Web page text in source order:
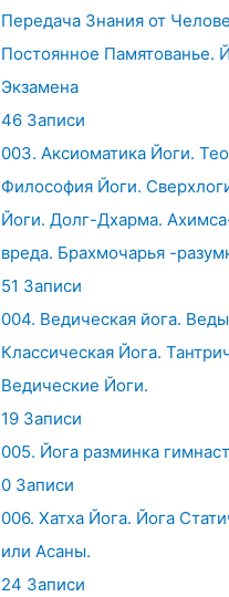
Передача Знания от
Постоянное Памятованье.
Экзамена
46 Записи
003. Аксиоматика Йоги.
Философия Йоги.
Йоги. Долг-Дхарма.
вреда. Брахмочарья -
51 Записи
004. Ведическая йога.
Классическая Йога.
Ведические Йоги.
19 Записи
005. Йога разминка
0 Записи
006. Хатха Йога. Йога
или Асаны.
24 Записи